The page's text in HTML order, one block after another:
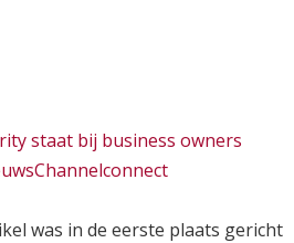
staat bij business owners
was in de eerste plaats gericht